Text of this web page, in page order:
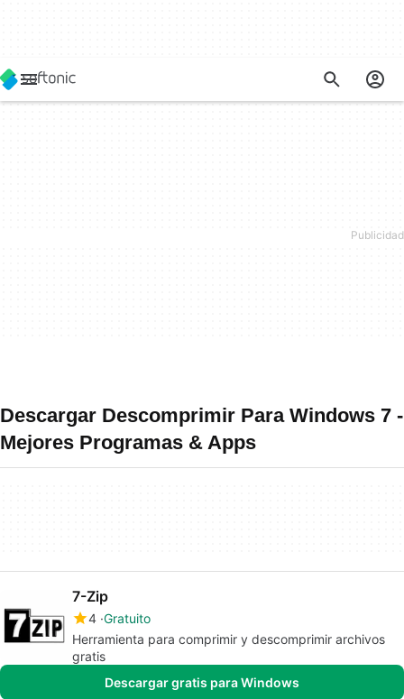
Descargar Descomprimir Para Windows 7 -
Mejores Programas & Apps
7-Zip
4 Gratuito
Herramienta para comprimir y descomprimir archivos
gratis
Descargar gratis para Windows